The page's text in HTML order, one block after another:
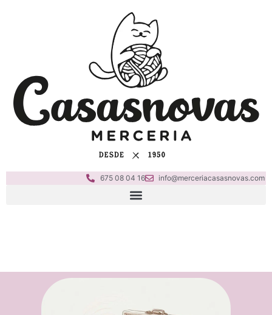
675 08 04 16 info@merceriacasasnovas.com